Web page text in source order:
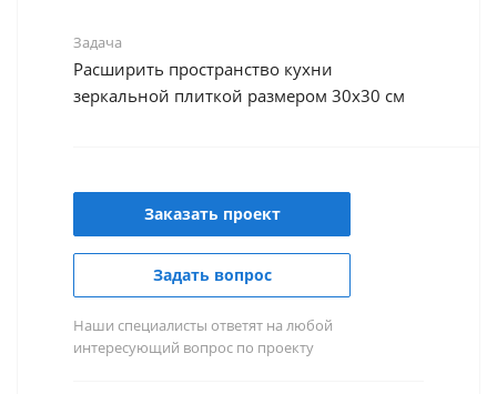
Задача
Расширить пространство кухни
зеркальной плиткой размером 30х30 см
Заказать проект
Задать вопрос
Наши специалисты ответят на любой
интересующий вопрос по проекту